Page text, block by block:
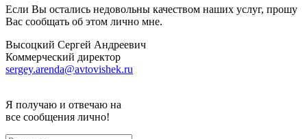
Если Вы остались недовольны качеством наших услуг, прошу
Вас сообщать об этом лично мне.
Высоцкий Сергей Андреевич
Коммерческий директор
sergey.arenda@avtovishek.ru
Я получаю и отвечаю на
все сообщения лично!